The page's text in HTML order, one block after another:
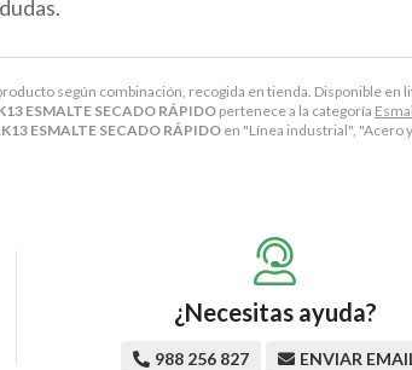
producto según combinación, recogida en tienda. Disponible
ESMALTE SECADO RÁPIDO pertenece a la categoría
ESMALTE SECADO RÁPIDO en "Línea industrial", "Acero
¿Necesitas ayuda?
988 256 827 ENVIAR